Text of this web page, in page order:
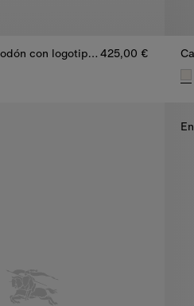
Camiseta en algodón con logotipo de nuestro legado 425,00 €